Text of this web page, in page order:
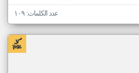
عدد الكلمات: ١٠٩